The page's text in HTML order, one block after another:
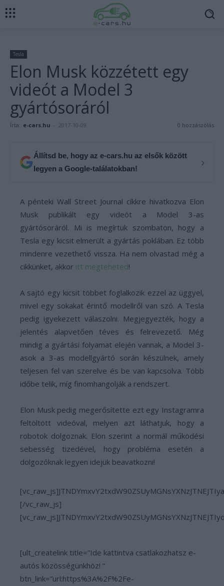
Tesla
Elon Musk közzétett egy
videót a Model 3
gyártósoráról
Írta: e-cars.hu - 2017-10-09 0 hozzászólás
Állítsd be, hogy az e-cars.hu az elsők között
legyen a Google-találatokban!
›
A pénteki Wall Street Journal cíkkre hivatkozva Elon
Musk publikált egy videót a Model 3-as
gyártósoráról. Mi is megírtuk szombaton, hogy a
Tesla egy kicsit elmerült a gyártás poklában. Ez több
mindenre vezethető vissza. Ha nem olvastad még a
cikkünket, akkor itt megteheted!
A sajtó egy kicsit többet foglalkozik ezzel az üggyel,
mivel egy sokakat érintő modellről van szó. A Tesla
pedig igyekezett válaszolni. Megjegyezték, hogy a
jelentés alapvetően téves és felrevezető. Még
mindig a gyártási folyamat elején vannak, a Model 3-
asok a 3-as modellgyártó során készülnek, amely
teljesen fel van szerelve és be van kapcsolva. Több
időbe telik, míg finomhangolják a rendszert.
Elon Musk pedig megerősítette ezt egy Instagramra
feltöltött videóval, melyen azt láthatjuk, hogy a
robotok dolgoznak. Elon szerint a normál működési
sebesség tizedével, hogy probléma esetén a
dolgozóknak legyen idejük beavatkozni!
[/vc_raw_js]
[ult_createlink title=”Ide kattintva csatlakozhatsz e-
autós közösségünkhöz! ”
btn_link=”url:https%3A%2F%2Fe-